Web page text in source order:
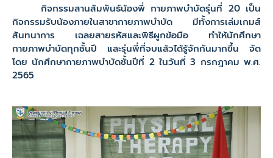
กิจกรรมสานสัมพันธ์น้องพี่ กายภาพบำบัดรุ่นที่ 20 เป็น
กิจกรรมรับน้องภายในสาขากายภาพบำบัด มีทั้งการเล่มเกมส์
สันทนาการ เฉลยสายรหัสและพิธีผูกข้อมือ ทำให้นักศึกษา
กายภาพบำบัดทุกชั้นปี และรุ่นพี่ที่จบแล้วได้รู้จักกันมากขึ้น จัด
โดย นักศึกษากายภาพบำบัดชั้นปีที่ 2 ในวันที่ 3 กรกฎาคม พ.ศ.
2565